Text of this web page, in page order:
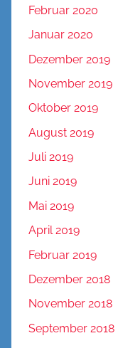
Februar 2020
Januar 2020
Dezember 2019
November 2019
Oktober 2019
August 2019
Juli 2019
Juni 2019
Mai 2019
April 2019
Februar 2019
Dezember 2018
November 2018
September 2018